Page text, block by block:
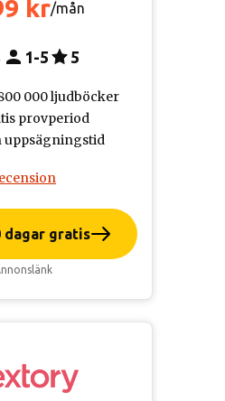
kr/mån
1-5 5
000 ljudböcker
provperiod
uppsägningstid
dagar gratis